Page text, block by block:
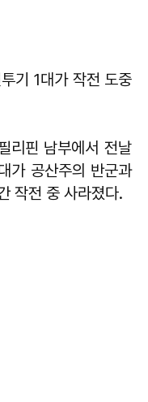
기 1대가 작전 도중
리핀 남부에서 전날
가 공산주의 반군과
작전 중 사라졌다.